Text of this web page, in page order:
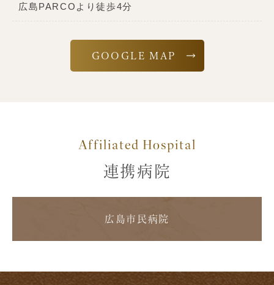
広島PARCOより徒歩4分
GOOGLE MAP
Affiliated Hospital
連携病院
広島市民病院